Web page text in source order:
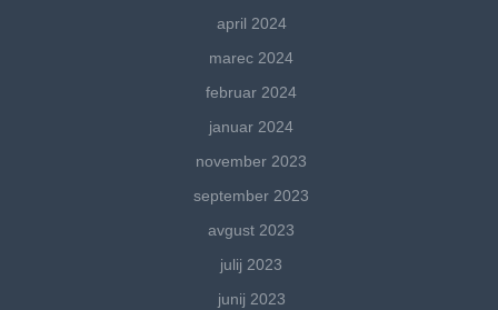
april 2024
marec 2024
februar 2024
januar 2024
november 2023
september 2023
avgust 2023
julij 2023
junij 2023